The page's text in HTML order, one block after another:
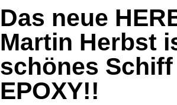
Das neue
Martin Herbst
schönes
EPOXY!!